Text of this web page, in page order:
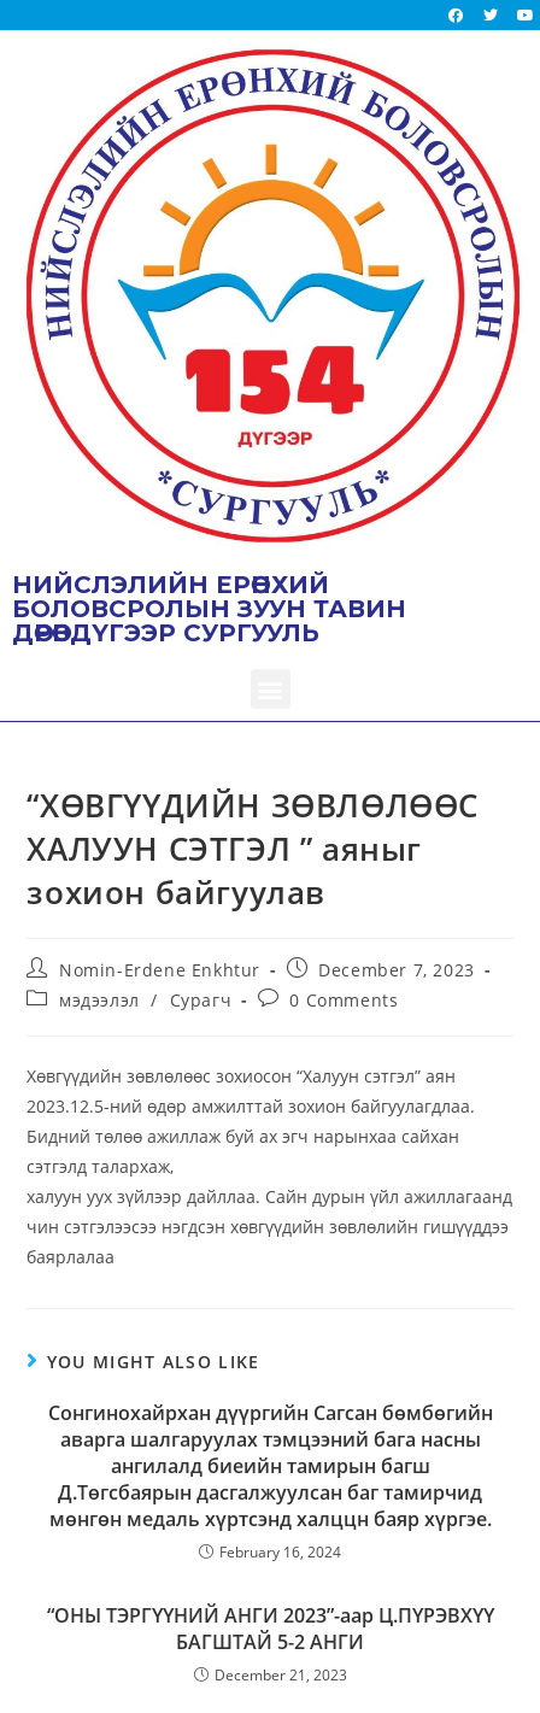
НИЙСЛЭЛИЙН ЕРӨНХИЙ
БОЛОВСРОЛЫН ЗУУН ТАВИН
ДӨРӨВДҮГЭЭР СУРГУУЛЬ
“ХӨВГҮҮДИЙН ЗӨВЛӨЛӨӨС
ХАЛУУН СЭТГЭЛ ” аяныг
зохион байгуулав
Nomin-Erdene Enkhtur
December 7, 2023
мэдээлэл
/ Сурагч 0 Comments
Хөвгүүдийн зөвлөлөөс зохиосон “Халуун сэтгэл” аян
2023.12.5-ний өдөр амжилттай зохион байгуулагдлаа.
Бидний төлөө ажиллаж буй ах эгч нарынхаа сайхан
сэтгэлд талархаж,
халуун уух зүйлээр дайллаа. Сайн дурын үйл ажиллагаанд
чин сэтгэлээсээ нэгдсэн хөвгүүдийн зөвлөлийн гишүүддээ
баярлалаа
YOU MIGHT ALSO LIKE
Сонгинохайрхан дүүргийн Сагсан бөмбөгийн
аварга шалгаруулах тэмцээний бага насны
ангилалд биеийн тамирын багш
Д.Төгсбаярын дасгалжуулсан баг тамирчид
мөнгөн медаль хүртсэнд халццн баяр хүргэе.
February 16, 2024
“ОНЫ ТЭРГҮҮНИЙ АНГИ 2023”-аар Ц.ПҮРЭВХҮҮ
БАГШТАЙ 5-2 АНГИ
December 21, 2023